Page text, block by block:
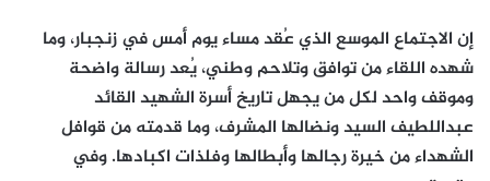
إن الاجتماع الموسع الذي عُقد مساء يوم أمس في زنجبار، وما
شهده اللقاء من توافق وتلاحم وطني، يُعد رسالة واضحة
وموقف واحد لكل من يجهل تاريخ أسرة الشهيد القائد
عبداللطيف السيد ونضالها المشرف، وما قدمته من قوافل
الشهداء من خيرة رجالها وأبطالها وفلذات اكبادها. وفي